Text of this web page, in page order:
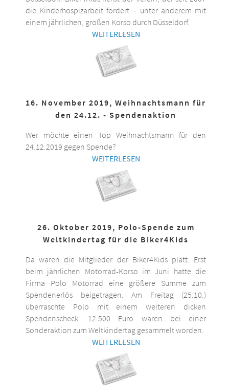
die Kinderhospizarbeit fördert – unter anderem mit
einem jährlichen, großen Korso durch Düsseldorf.
WEITERLESEN
16. November 2019, Weihnachtsmann für
den 24.12. - Spendenaktion
Wer möchte einen Top Weihnachtsmann für den
24.12.2019 gegen Spende?
WEITERLESEN
26. Oktober 2019, Polo-Spende zum
Weltkindertag für die Biker4Kids
Da waren die Mitglieder der Biker4Kids platt: Erst
beim jährlichen Motorrad-Korso im Juni hatte die
Firma Polo Motorrad eine größere Summe zum
Spendenerlös beigetragen. Am Freitag (25.10.)
überraschte Polo mit einem weiteren dicken
Spendenscheck: 12.500 Euro waren bei einer
Sonderaktion zum Weltkindertag gesammelt worden.
WEITERLESEN